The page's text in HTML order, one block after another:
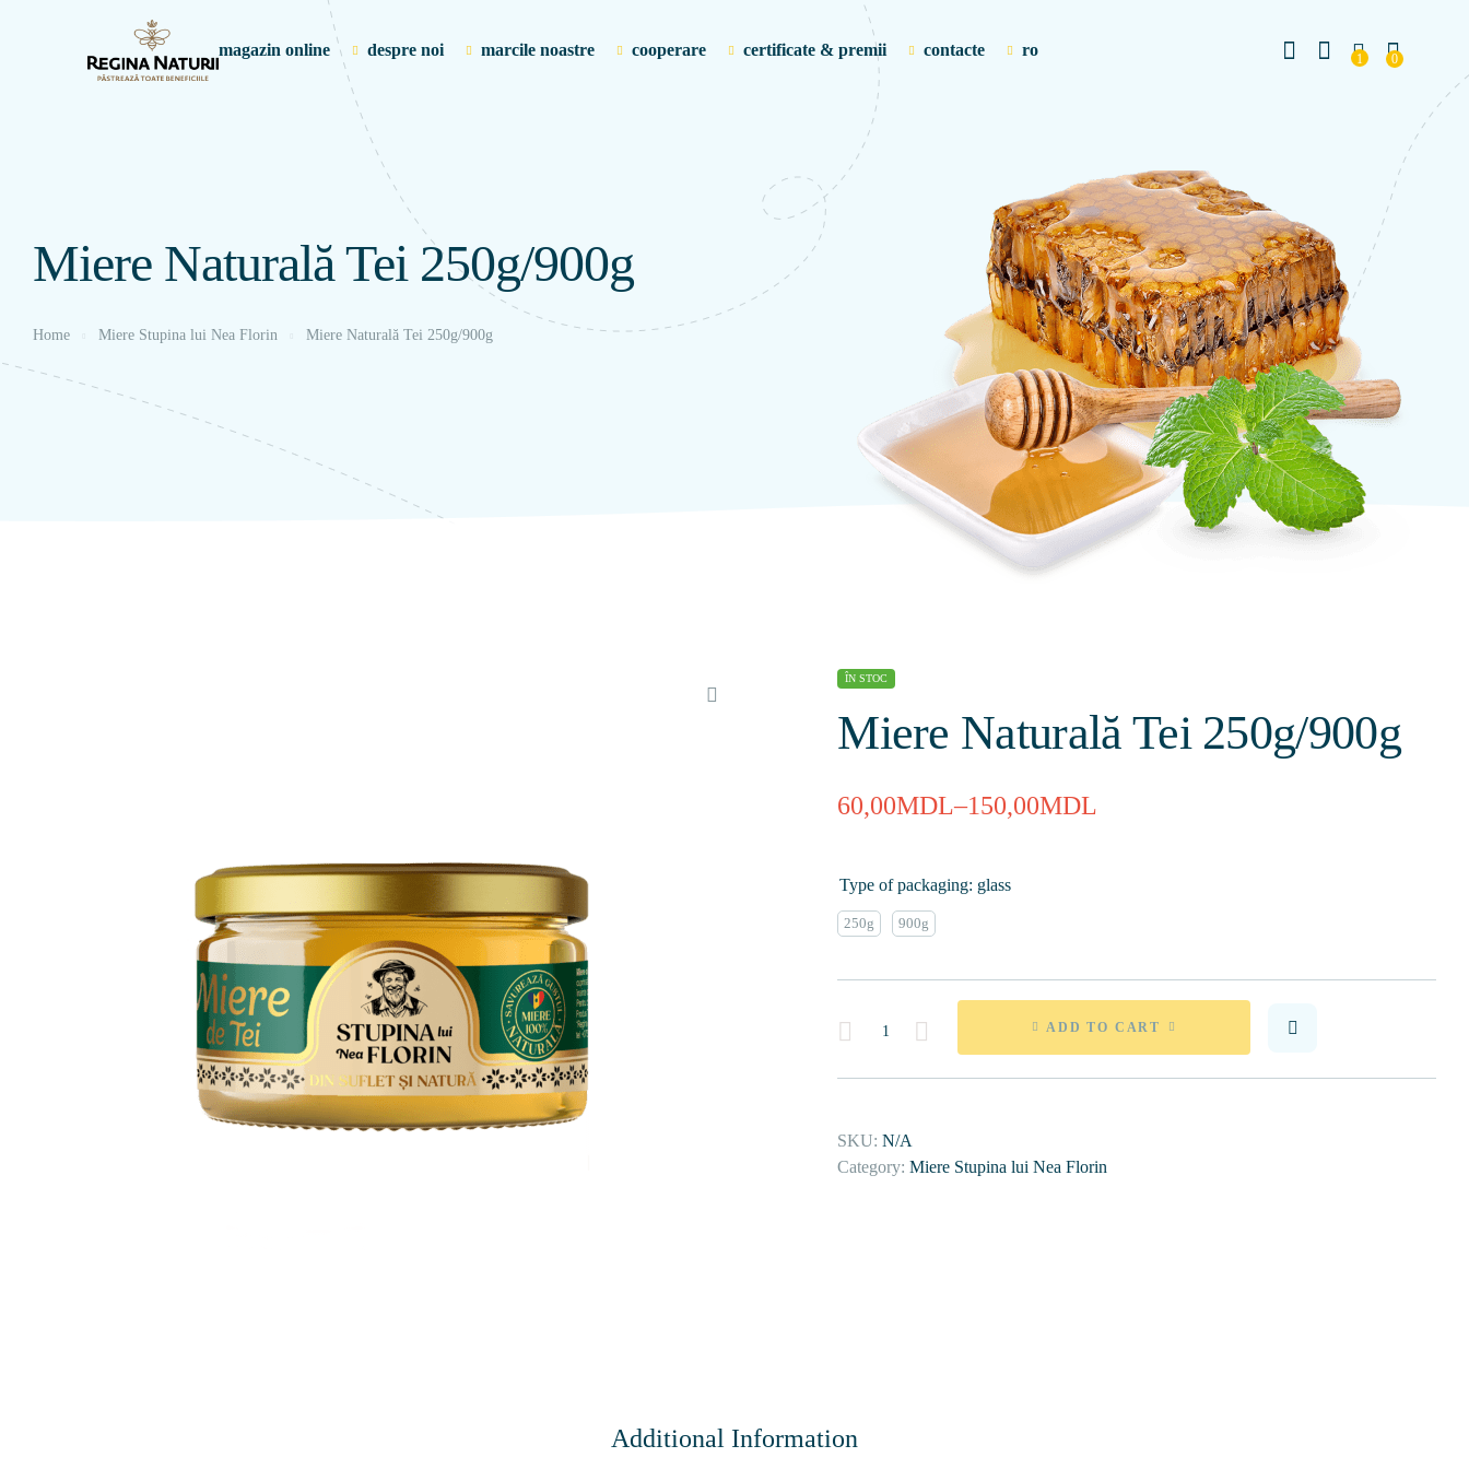
magazin online despre noi marcile noastre cooperare certificate & premii contacte ro 1 0
Miere Naturală Tei 250g/900g
Home Miere Stupina lui Nea Florin Miere Naturală Tei 250g/900g
ÎN STOC
Miere Naturală Tei 250g/900g
60,00MDL–150,00MDL
Type of packaging: glass
250g 900g
Quantity ADD TO CART
SKU:N/A
Category:Miere Stupina lui Nea Florin
Additional Information